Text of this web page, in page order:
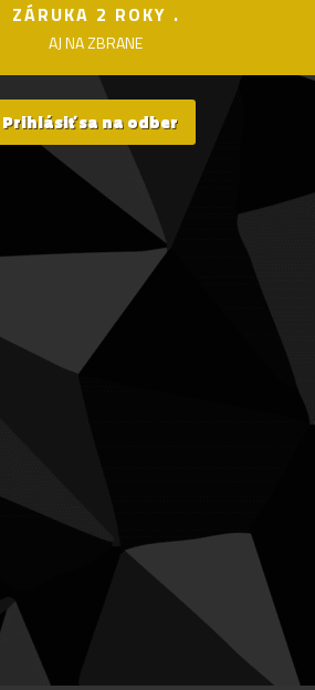
ZÁRUKA 2 ROKY .
AJ NA ZBRANE
Prihlásiť sa na odber